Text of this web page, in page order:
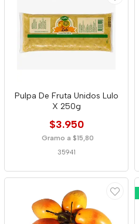
Pulpa De Fruta Unidos Lulo
X 250g
$3.950
Gramo a $15,80
35941